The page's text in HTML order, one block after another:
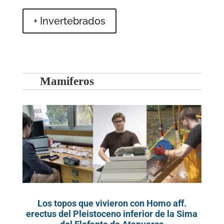
+ Invertebrados
Mamiferos
Los topos que vivieron con Homo aff.
erectus del Pleistoceno inferior de la Sima